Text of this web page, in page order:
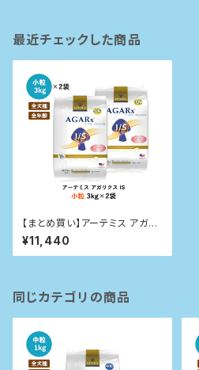
最近チェックした商品
【まとめ買い】アーテミス アガリ
クスI/S 小粒 3kg×2袋
¥11,440
同じカテゴリの商品